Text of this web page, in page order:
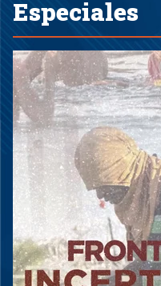
Especiales